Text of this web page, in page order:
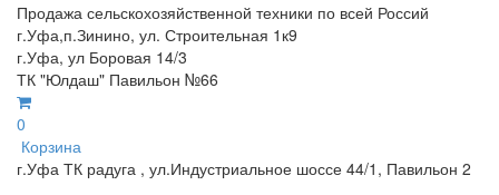
Продажа сельскохозяйственной техники по всей Россий
г.Уфа,п.Зинино, ул. Строительная 1к9
г.Уфа, ул Боровая 14/3
ТК "Юлдаш" Павильон №66
0
Корзина
г.Уфа ТК радуга , ул.Индустриальное шоссе 44/1, Павильон 2